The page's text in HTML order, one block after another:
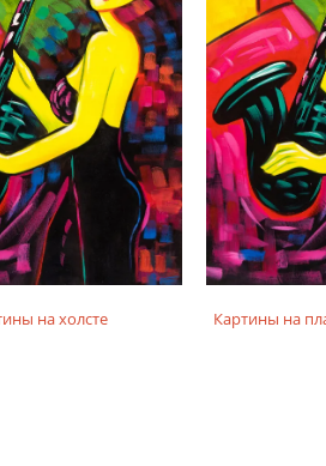
на холсте Картины на